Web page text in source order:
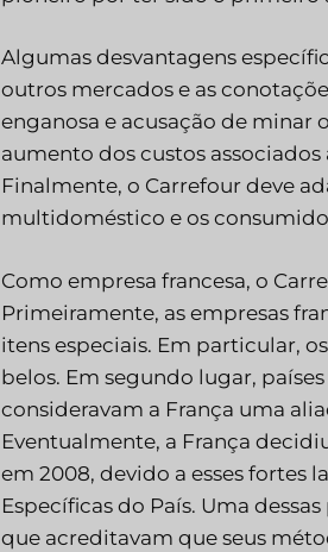
Algumas desvantagens
outros mercados e as
enganosa e acusação de minar
aumento dos custos
Finalmente, o Carrefour deve
multidoméstico e os
Como empresa francesa, o
Primeiramente, as empresas
itens especiais. Em particular,
belos. Em segundo lugar,
consideravam a França uma
Eventualmente, a França
em 2008, devido a esses fortes
Específicas do País. Uma
que acreditavam que seus